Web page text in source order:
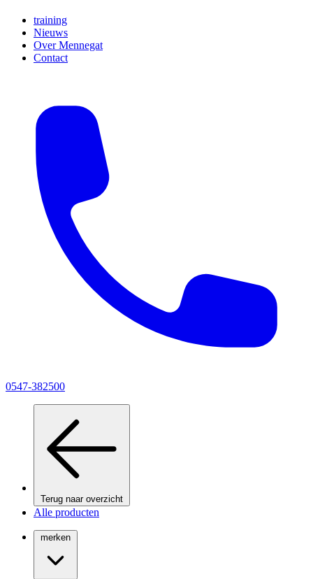
training
Nieuws
Over Mennegat
Contact
0547-382500
Terug naar overzicht
Alle producten
merken